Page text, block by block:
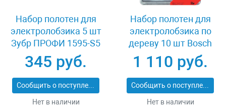
Набор полотен для
электролобзика 5 шт
Зубр ПРОФИ 1595-S5
345 руб.
Сообщить о поступлении
Нет в наличии
Набор полотен для
электролобзика по
дереву 10 шт Bosch
2607010146
1 110 руб.
Сообщить о поступлении
Нет в наличии